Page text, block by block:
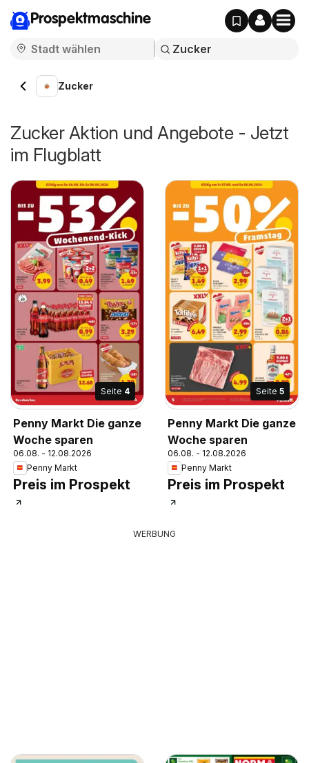
Prospektmaschine
Zucker
Zucker Aktion und Angebote - Jetzt
im Flugblatt
Seite 4
Penny Markt Die ganze
Woche sparen
06.08. - 12.08.2026
Penny Markt
Preis im Prospekt
Seite 5
Penny Markt Die ganze
Woche sparen
06.08. - 12.08.2026
Penny Markt
Preis im Prospekt
WERBUNG